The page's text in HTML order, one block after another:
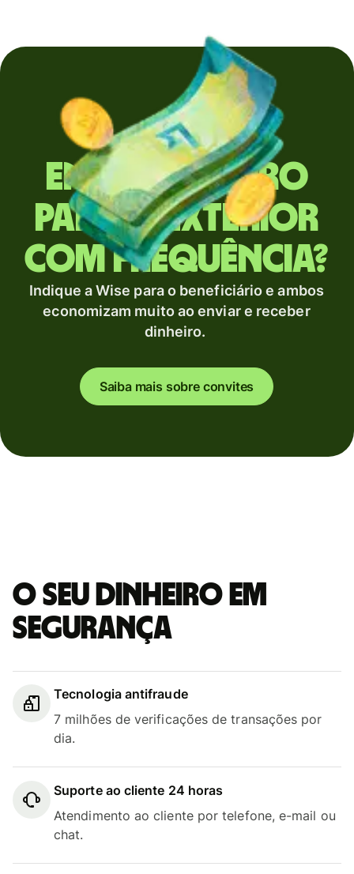
Envia dinheiro
para o exterior
com frequência?
Indique a Wise para o beneficiário e ambos
economizam muito ao enviar e receber
dinheiro.
Saiba mais sobre convites
O seu dinheiro em
segurança
Tecnologia antifraude
7 milhões de verificações de transações por
dia.
Suporte ao cliente 24 horas
Atendimento ao cliente por telefone, e-mail ou
chat.